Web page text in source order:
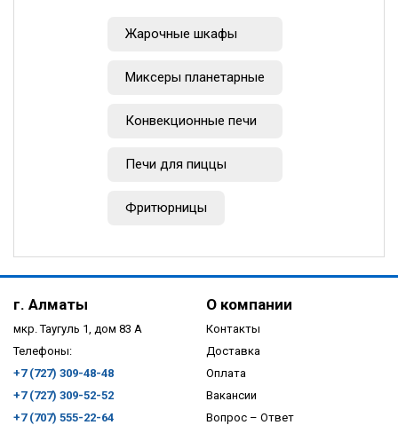
Жарочные шкафы
Миксеры планетарные
Конвекционные печи
Печи для пиццы
Фритюрницы
г. Алматы
мкр. Таугуль 1, дом 83 А
Телефоны:
+7 (727) 309-48-48
+7 (727) 309-52-52
+7 (707) 555-22-64
О компании
Контакты
Доставка
Оплата
Вакансии
Вопрос – Ответ